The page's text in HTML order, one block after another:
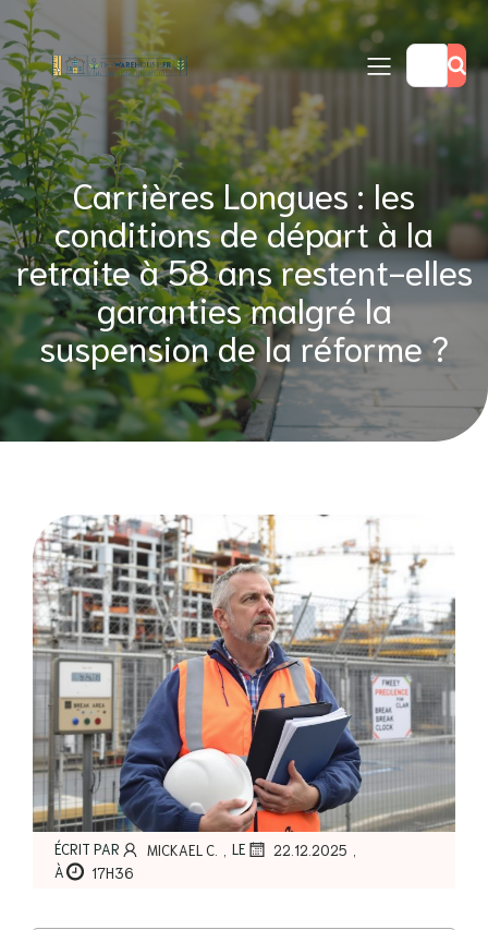
Carrières Longues : les
conditions de départ à la
retraite à 58 ans restent-elles
garanties malgré la
suspension de la réforme ?
ÉCRIT PAR MICKAEL C. , LE 22.12.2025 ,
À 17H36